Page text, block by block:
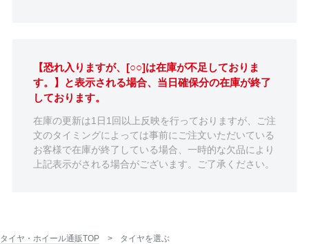
【恐れ入りますが、[○○]は在庫が不足しておりま
す。】と表示される場合、当日確保分の在庫が終了
しております。
在庫の更新は1日1回以上反映を行っておりますが、ご注
文のタイミングによっては事前にご注文いただいている
お客様で在庫が終了している場合、一時的な欠品により
上記表示がされる場合がございます。ご了承ください。
タイヤ・ホイール通販TOP タイヤを選ぶ